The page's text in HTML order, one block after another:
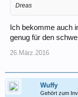
Dreas
Ich bekomme auch
genug für den
26.März.2016
Wuffy
Gehört zum